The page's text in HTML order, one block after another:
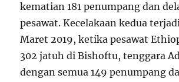
kematian 181 penumpang dan
pesawat. Kecelakaan kedua
Maret 2019, ketika pesawat
302 jatuh di Bishoftu, tenggara
dengan semua 149 penumpang